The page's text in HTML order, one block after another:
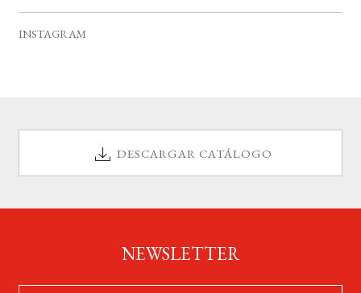
e
INSTAGRAM
DESCARGAR CATÁLOGO
NEWSLETTER